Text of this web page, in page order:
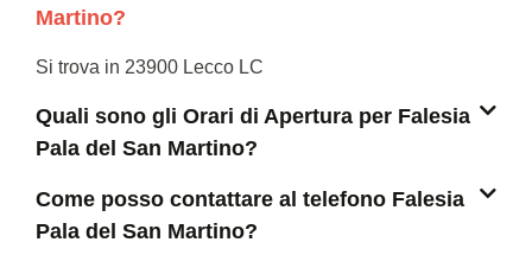
Martino?
Si trova in 23900 Lecco LC
Quali sono gli Orari di Apertura per Falesia
Pala del San Martino?
Come posso contattare al telefono Falesia
Pala del San Martino?